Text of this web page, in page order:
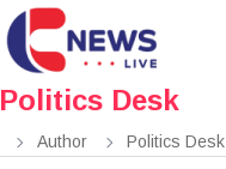
Politics Desk
Author Politics Desk